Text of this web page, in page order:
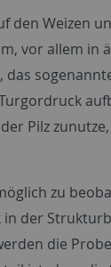
den Weizen
vor allem
das
Pilz
zu
der
die